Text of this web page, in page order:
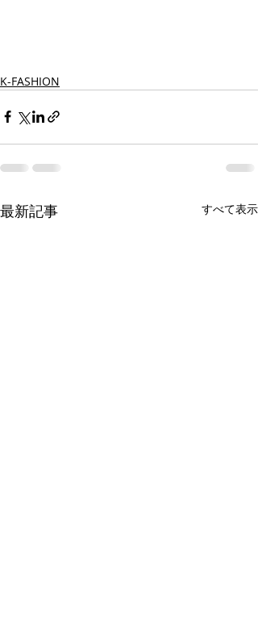
K-FASHION
最新記事 すべて表示